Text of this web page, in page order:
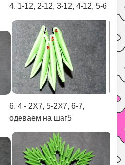
4. 1-12, 2-12, 3-12, 4-12, 5-6
6. 4 - 2X7, 5-2X7, 6-7,
одеваем на шаг5